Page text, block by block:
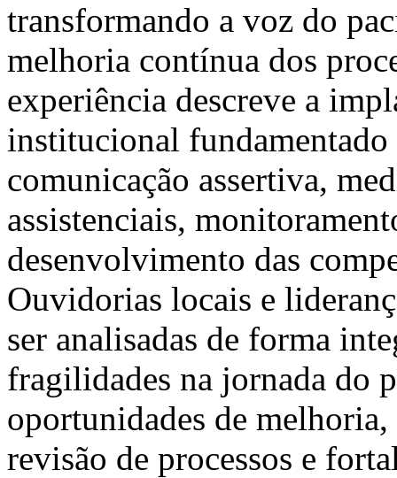
transformando a voz do
melhoria contínua dos
experiência descreve a
institucional
comunicação assertiva,
assistenciais,
desenvolvimento das
Ouvidorias locais e
ser analisadas de forma
fragilidades na jornada do
oportunidades de
revisão de processos e